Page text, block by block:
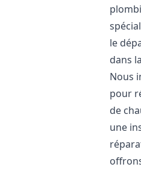
le
dans
Nous
pour
de
une